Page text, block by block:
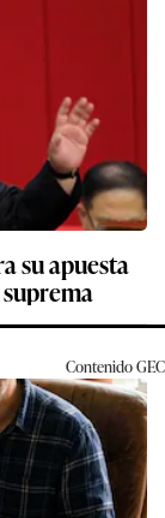
su apuesta
ContenidoGEC